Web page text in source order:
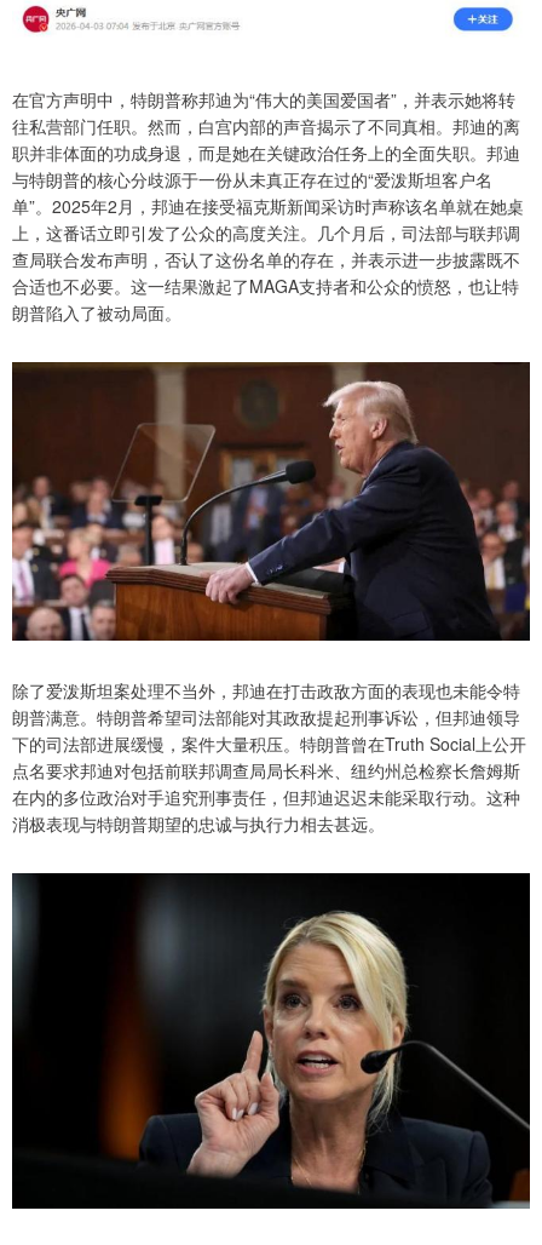
在官方声明中，特朗普称邦迪为“伟大的美国爱国者”，并表示她将转
往私营部门任职。然而，白宫内部的声音揭示了不同真相。邦迪的离
职并非体面的功成身退，而是她在关键政治任务上的全面失职。邦迪
与特朗普的核心分歧源于一份从未真正存在过的“爱泼斯坦客户名
单”。2025年2月，邦迪在接受福克斯新闻采访时声称该名单就在她桌
上，这番话立即引发了公众的高度关注。几个月后，司法部与联邦调
查局联合发布声明，否认了这份名单的存在，并表示进一步披露既不
合适也不必要。这一结果激起了MAGA支持者和公众的愤怒，也让特
朗普陷入了被动局面。
除了爱泼斯坦案处理不当外，邦迪在打击政敌方面的表现也未能令特
朗普满意。特朗普希望司法部能对其政敌提起刑事诉讼，但邦迪领导
下的司法部进展缓慢，案件大量积压。特朗普曾在Truth Social上公开
点名要求邦迪对包括前联邦调查局局长科米、纽约州总检察长詹姆斯
在内的多位政治对手追究刑事责任，但邦迪迟迟未能采取行动。这种
消极表现与特朗普期望的忠诚与执行力相去甚远。